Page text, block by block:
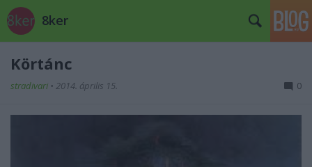
8ker
Körtánc
stradivari • 2014. április 15. 0